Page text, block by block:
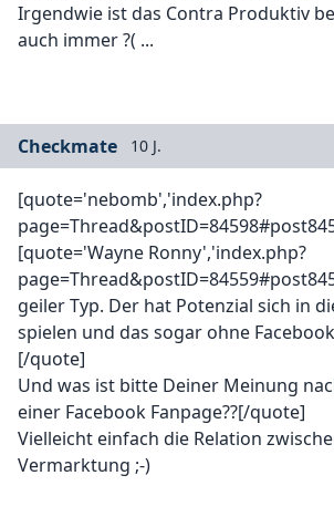
Irgendwie ist das Contra Produktiv
auch immer ?( ...
Checkmate 10 J.
[quote='nebomb','index.php?
[quote='Wayne Ronny','index.php?
geiler Typ. Der hat Potenzial sich in
spielen und das sogar ohne
[/quote]
Und was ist bitte Deiner Meinung
einer Facebook Fanpage??[/quote]
Vielleicht einfach die Relation
Vermarktung ;-)